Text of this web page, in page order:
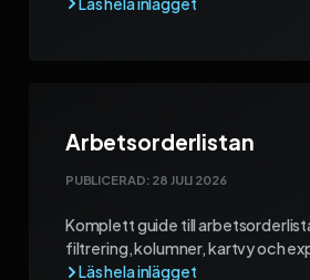
Arbetsorderlistan
PUBLICERAD: 28 JULI 2026
Komplett guide till
filtrering, kolumner, kartvy och